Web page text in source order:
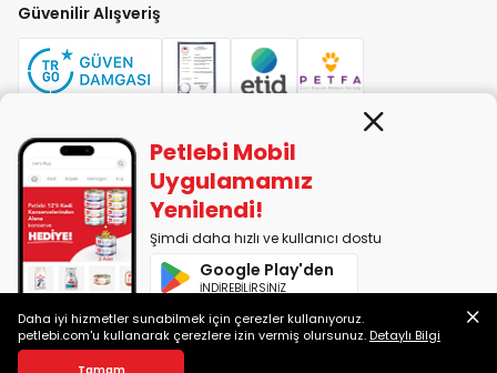
Güvenilir Alışveriş
PETLEBİ EVCİL HAYVAN ÜRÜNLERİ PAZ. SAN. TİC. LTD. ŞTİ. Alaşarköy Mah.
1. Alaşar Cad. No: 9 Osmangazi/Bursa
7290599225 vergi numarasıyla Uludağ Vergi Dairesi'ne bağlıdır.
2014-2026 © petlebi.com v11.88.0
Bursa'da sevgiyle yapıldı.
Petlebi Mobil
Uygulamamız
Yenilendi!
Şimdi daha hızlı ve kullanıcı dostu
Google Play'den
İNDİREBİLİRSİNİZ
App Store'dan
Daha iyi hizmetler sunabilmek için çerezler kullanıyoruz.
petlebi.com'u kullanarak çerezlere izin vermiş olursunuz.Detaylı Bilgi